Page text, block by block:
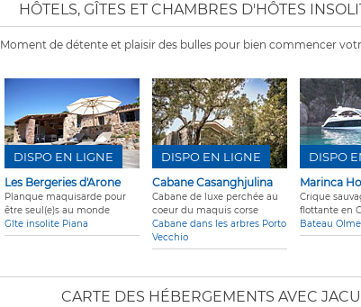
HÔTELS, GÎTES ET CHAMBRES D'HÔTES
Moment de détente et plaisir des bulles pour bien commencer
Les Bergeries d'Arone
Planque maquisarde pour
être seul(e)s au monde
Gîte insolite Piana
DISPO EN LIGNE
Cabane Casanghjulina
Cabane de luxe perchée au
coeur du maquis corse
Cabane dans les arbres Porto
Vecchio
DISPO EN LIGNE
Marinca
Crique
flottante en
Bateau
DISPO
CARTE DES HÉBERGEMENTS AVEC